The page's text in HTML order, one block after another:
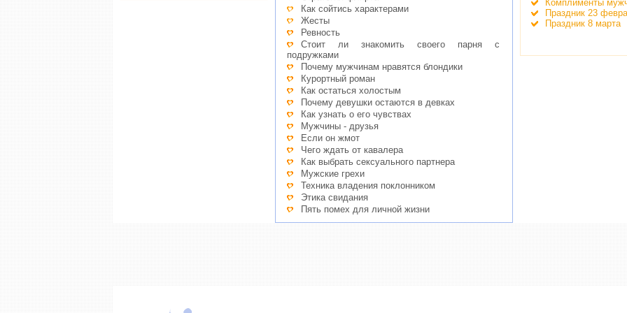
Как сойтись характерами
Жесты
Ревность
Стоит ли знакомить своего парня с
подружками
Почему мужчинам нравятся блондики
Курортный роман
Как остаться холостым
Почему девушки остаются в девках
Как узнать о его чувствах
Мужчины - друзья
Если он жмот
Чего ждать от кавалера
Как выбрать сексуального партнера
Мужские грехи
Техника владения поклонником
Этика свидания
Пять помех для личной жизни
Комплименты
Праздник 23
Праздник 8 марта